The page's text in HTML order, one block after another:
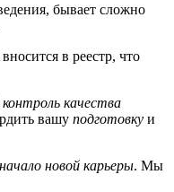
бывает сложно
в реестр, что
качества
вашу подготовку и
начало новой карьеры. Мы